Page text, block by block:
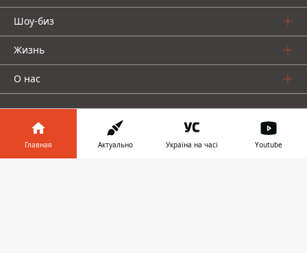
Шоу-биз
Жизнь
О нас
Главная Актуально Україна на часі Youtube